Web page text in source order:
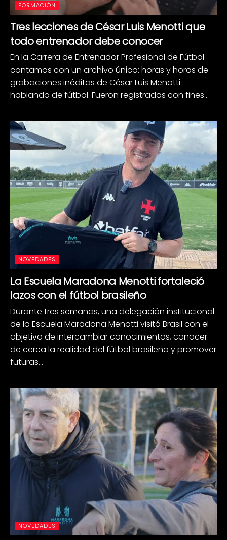
FORMACIÓN
Tres lecciones de César Luis Menotti que
todo entrenador debe conocer
En la Carrera de Entrenador Profesional de Fútbol
contamos con un archivo único: horas y horas de
grabaciones inéditas de César Luis Menotti
hablando de fútbol. Fueron registradas con fines...
NOVEDADES
La Escuela Maradona Menotti fortaleció
lazos con el fútbol brasileño
Durante tres semanas, una delegación institucional
de la Escuela Maradona Menotti visitó Brasil con el
objetivo de intercambiar conocimientos, conocer
de cerca la realidad del fútbol brasileño y promover
futuras...
NOVEDADES